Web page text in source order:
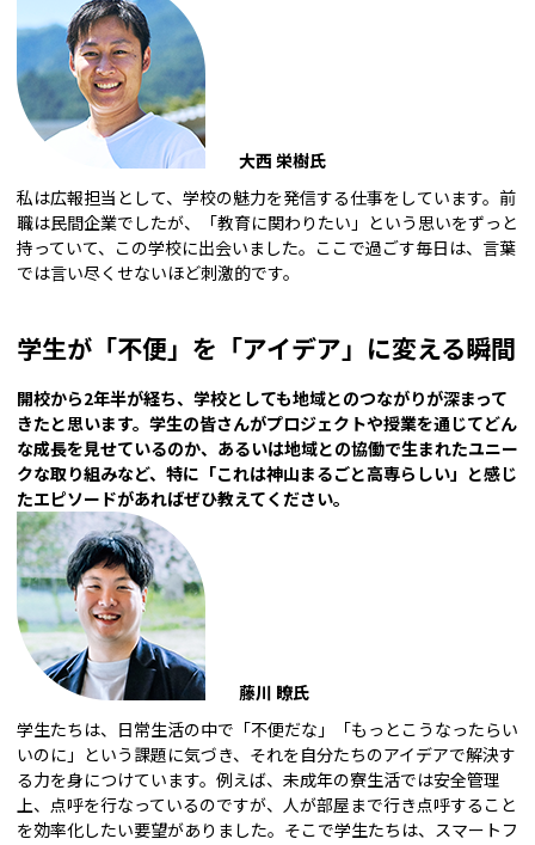
大西 栄樹氏
私は広報担当として、学校の魅力を発信する仕事をしています。前
職は民間企業でしたが、「教育に関わりたい」という思いをずっと
持っていて、この学校に出会いました。ここで過ごす毎日は、言葉
では言い尽くせないほど刺激的です。
学生が「不便」を「アイデア」に変える瞬間
――開校から2年半が経ち、学校としても地域とのつながりが深まって
きたと思います。学生の皆さんがプロジェクトや授業を通じてどん
な成長を見せているのか、あるいは地域との協働で生まれたユニー
クな取り組みなど、特に「これは神山まるごと高専らしい」と感じ
たエピソードがあればぜひ教えてください。
藤川 瞭氏
学生たちは、日常生活の中で「不便だな」「もっとこうなったらい
いのに」という課題に気づき、それを自分たちのアイデアで解決す
る力を身につけています。例えば、未成年の寮生活では安全管理
上、点呼を行なっているのですが、人が部屋まで行き点呼すること
を効率化したい要望がありました。そこで学生たちは、スマートフ